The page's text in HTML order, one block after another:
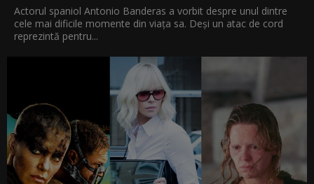
Actorul spaniol Antonio Banderas a vorbit despre unul dintre
cele mai dificile momente din viața sa. Deși un atac de cord
reprezintă pentru...